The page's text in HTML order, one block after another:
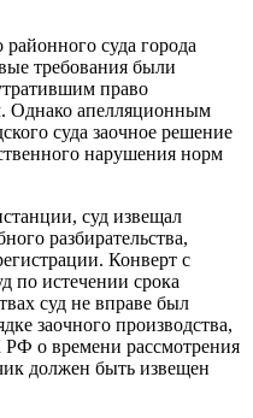
суда города
требования были
право
Однако апелляционным
суда заочное решение
нарушения норм
суд извещал
разбирательства,
Конверт с
по истечении срока
суд не вправе был
заочного производства,
о времени рассмотрения
должен быть извещен